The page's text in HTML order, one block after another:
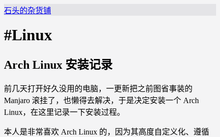
石头的杂货铺
#Linux
Arch Linux 安装记录
前几天打开好久没用的电脑，一更新把之前图省事装的
Manjaro 滚挂了，也懒得去解决，于是决定安装一个 Arch
Linux，在这里记录一下安装过程。
本人是非常喜欢 Arch Linux 的，因为其高度自定义化、遵循